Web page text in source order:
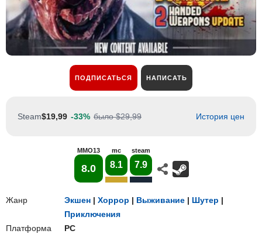
ПОДПИСАТЬСЯ НАПИСАТЬ
Steam$19,99 -33% было $29,99 История цен
MMO13
8.0
mc
8.1
steam
7.9
Жанр Экшен | Хоррор | Выживание | Шутер |
Приключения
Платформа
PC